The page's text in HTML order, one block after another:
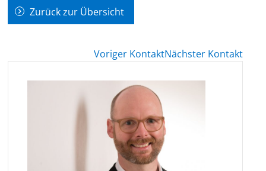
Zurück zur Übersicht
Voriger KontaktNächster Kontakt